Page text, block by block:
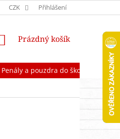
FORMULÁŘ NA ODSTOUPENÍ OD
CZK Přihlášení
NÁKUPNÍ
Prázdný košík
Penály a pouzdra do školy